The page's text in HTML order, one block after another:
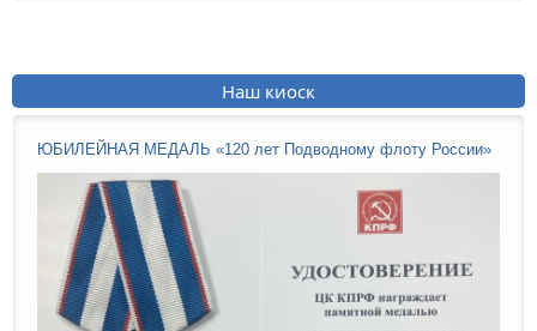
Наш киоск
ЮБИЛЕЙНАЯ МЕДАЛЬ «120 лет Подводному флоту России»